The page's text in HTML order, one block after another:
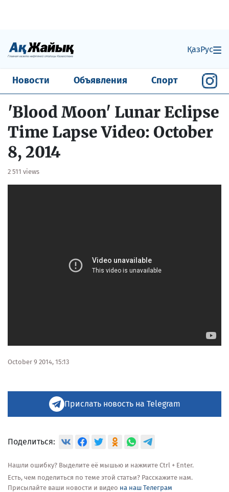
ҚазРус
Новости Объявления Спорт
'Blood Moon' Lunar Eclipse
Time Lapse Video: October
8, 2014
2 511 views
October 9 2014, 15:13
Прислать новость на Telegram
Поделиться:
Нашли ошибку? Выделите её мышью и нажмите Ctrl + Enter.
Есть, чем поделиться по теме этой статьи? Расскажите нам.
Присылайте ваши новости и видео на наш Телеграм